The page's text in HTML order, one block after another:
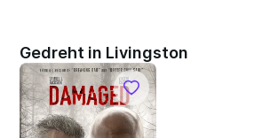
Gedreht in Livingston